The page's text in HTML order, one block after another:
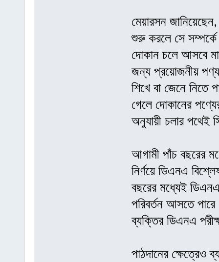
মেয়ারসন
শুরু করলে সে
দোকান চলে আসবে
জন্য প্রয়োজনীয় পণ্য
শিখে বা জেনে নিতে
গেলে দোকানের
অনুযায়ী চলার পথেই
আগামী পাঁচ বছরের
নির্ণয়ে ডিএনএ
বছরের মধ্যেই ডিএনএ
পরিবর্তন আসতে
ব্যক্তির ডিএনএ
পাঠদানের ক্ষেত্রেও